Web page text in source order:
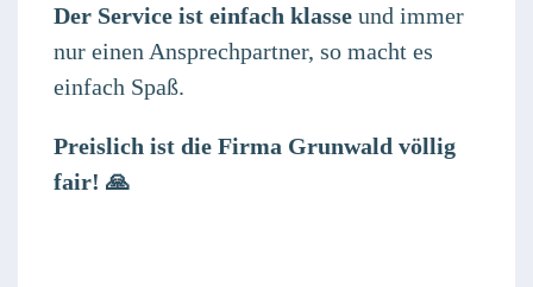
Der Service ist einfach klasse und immer
nur einen Ansprechpartner, so macht es
einfach Spaß.
Preislich ist die Firma Grunwald völlig
fair! 🙏